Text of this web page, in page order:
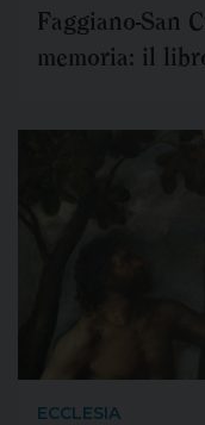
Faggiano-San
memoria: il
ECCLESIA